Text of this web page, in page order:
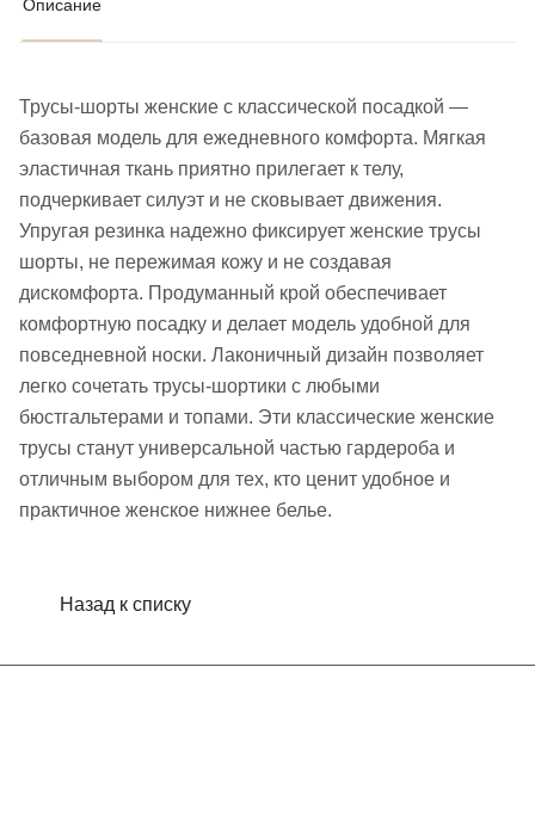
Описание
Трусы-шорты женские с классической посадкой —
базовая модель для ежедневного комфорта. Мягкая
эластичная ткань приятно прилегает к телу,
подчеркивает силуэт и не сковывает движения.
Упругая резинка надежно фиксирует женские трусы
шорты, не пережимая кожу и не создавая
дискомфорта. Продуманный крой обеспечивает
комфортную посадку и делает модель удобной для
повседневной носки. Лаконичный дизайн позволяет
легко сочетать трусы-шортики с любыми
бюстгальтерами и топами. Эти классические женские
трусы станут универсальной частью гардероба и
отличным выбором для тех, кто ценит удобное и
практичное женское нижнее белье.
Назад к списку